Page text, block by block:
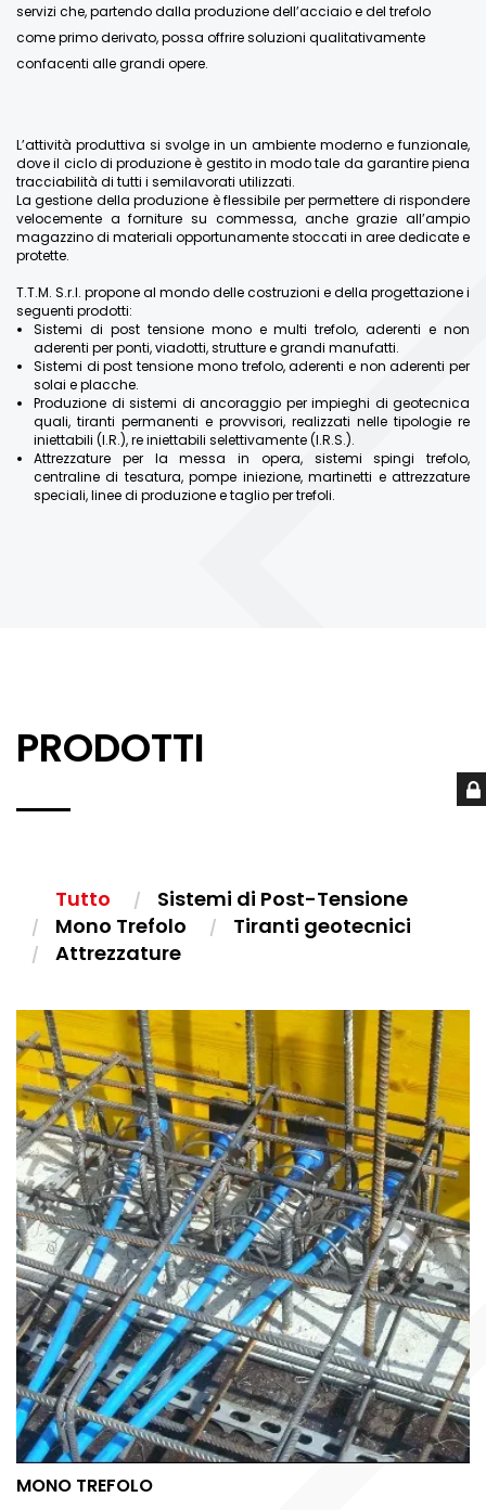
servizi che, partendo dalla produzione dell’acciaio e del trefolo
come primo derivato, possa offrire soluzioni qualitativamente
confacenti alle grandi opere.
L’attività produttiva si svolge in un ambiente moderno e funzionale,
dove il ciclo di produzione è gestito in modo tale da garantire piena
tracciabilità di tutti i semilavorati utilizzati.
La gestione della produzione è flessibile per permettere di rispondere
velocemente a forniture su commessa, anche grazie all’ampio
magazzino di materiali opportunamente stoccati in aree dedicate e
protette.
T.T.M. S.r.l. propone al mondo delle costruzioni e della progettazione i
seguenti prodotti:
Sistemi di post tensione mono e multi trefolo, aderenti e non
aderenti per ponti, viadotti, strutture e grandi manufatti.
Sistemi di post tensione mono trefolo, aderenti e non aderenti per
solai e placche.
Produzione di sistemi di ancoraggio per impieghi di geotecnica
quali, tiranti permanenti e provvisori, realizzati nelle tipologie re
iniettabili (I.R.), re iniettabili selettivamente (I.R.S.).
Attrezzature per la messa in opera, sistemi spingi trefolo,
centraline di tesatura, pompe iniezione, martinetti e attrezzature
speciali, linee di produzione e taglio per trefoli.
PRODOTTI
Tutto
Sistemi di Post-Tensione
Mono Trefolo
Tiranti geotecnici
Attrezzature
MONO TREFOLO
MONO TREFOLO